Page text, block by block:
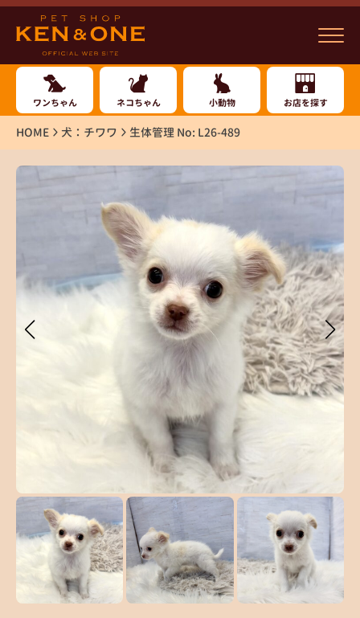
ワンちゃん ネコちゃん 小動物 お店を探す
HOME 犬：チワワ 生体管理 No: L26-489